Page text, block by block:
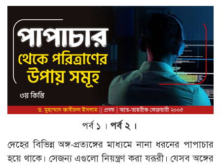
পর্ব ১ । পর্ব ২ ।
দেহের বিভিন্ন অঙ্গ-প্রত্যঙ্গের মাধ্যমে নানা ধরনের পাপাচার
হয়ে থাকে। সেজন্য এগুলো নিয়ন্ত্রণ করা যরূরী। যেসব অঙ্গের